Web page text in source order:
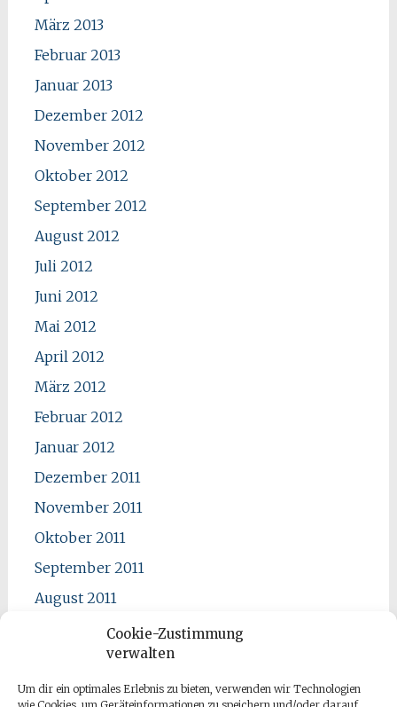
Cookie-Zustimmung
verwalten
Um dir ein optimales Erlebnis zu bieten, verwenden wir Technologien
März 2013
Februar 2013
Januar 2013
Dezember 2012
November 2012
Oktober 2012
September 2012
August 2012
Juli 2012
Juni 2012
Mai 2012
April 2012
März 2012
Februar 2012
Januar 2012
Dezember 2011
November 2011
Oktober 2011
September 2011
August 2011
Mai 2011